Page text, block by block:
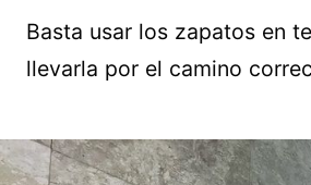
Basta usar los zapatos en
llevarla por el camino